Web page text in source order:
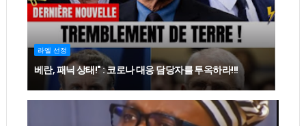
라엘 선정
베란, 패닉 상태!" : 코로나 대응 담당자를 투옥하라!!!